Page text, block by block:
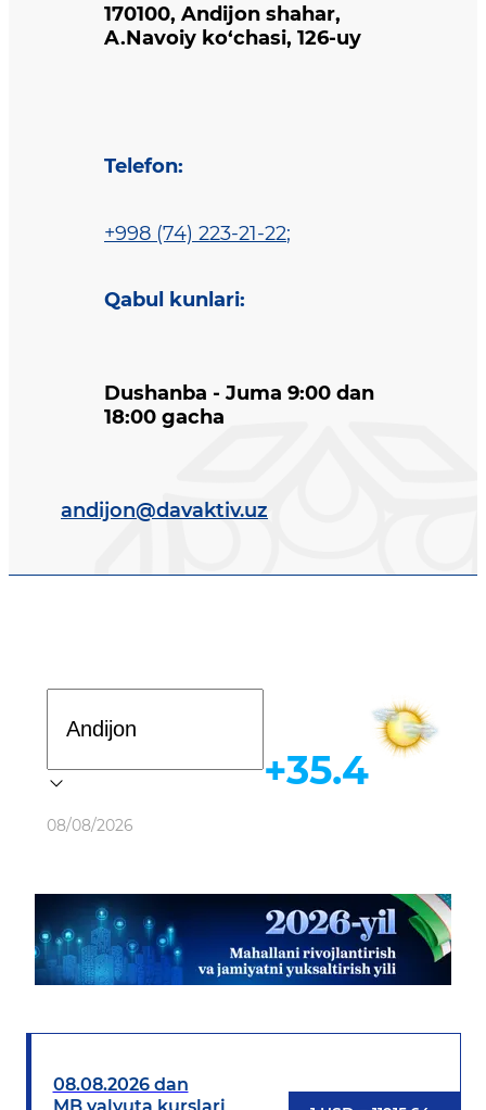
170100, Andijon shahar,
A.Navoiy ko‘chasi, 126-uy
Telefon:
+998 (74) 223-21-22;
Qabul kunlari:
Dushanba - Juma 9:00 dan
18:00 gacha
andijon@davaktiv.uz
Ob-havo
08/08/2026
+35.4
08.08.2026 dan